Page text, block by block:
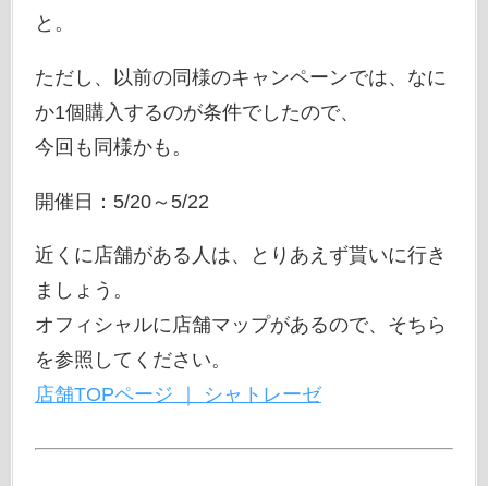
と。
ただし、以前の同様のキャンペーンでは、なに
か1個購入するのが条件でしたので、
今回も同様かも。
開催日：5/20～5/22
近くに店舗がある人は、とりあえず貰いに行き
ましょう。
オフィシャルに店舗マップがあるので、そちら
を参照してください。
店舗TOPページ ｜ シャトレーゼ